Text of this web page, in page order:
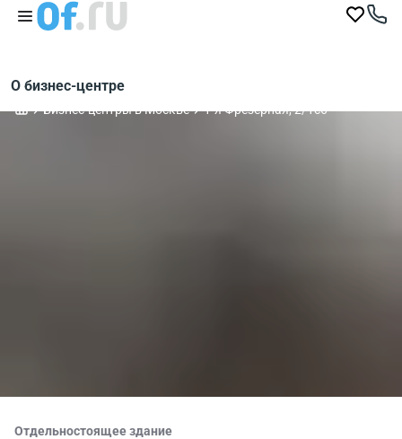
О бизнес-центре
Бизнес-центры в Москве 1-я Фрезерная, 2/1с6
Отдельностоящее здание